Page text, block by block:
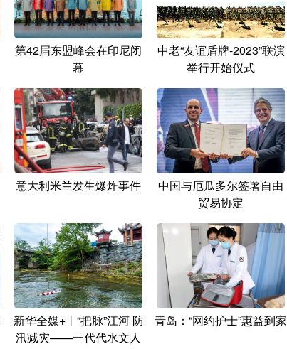
第42届东盟峰会在印尼闭
幕
中老“友谊盾牌-2023”联演
举行开始仪式
意大利米兰发生爆炸事件
中国与厄瓜多尔签署自由
贸易协定
新华全媒+丨“把脉”江河 防
汛减灾——一代代水文人
青岛：“网约护士”惠益到家